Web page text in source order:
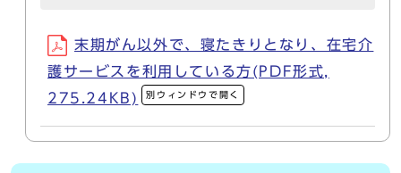
末期がん以外で、寝たきりとなり、在宅介
護サービスを利用している方(PDF形式,
275.24KB)
別ウィンドウで開く